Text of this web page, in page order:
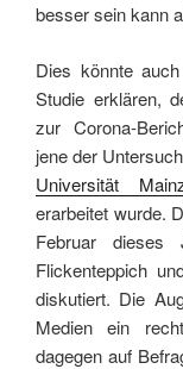
besser sein kann
Dies könnte
Studie erklären,
zur Corona-
jene der
Universität
erarbeitet wurde.
Februar dieses
Flickenteppich
diskutiert. Die
Medien ein
dagegen auf